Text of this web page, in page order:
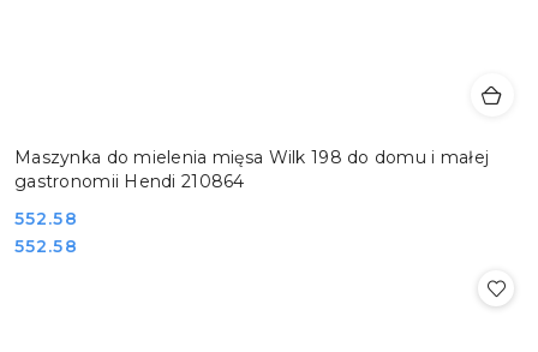
Maszynka do mielenia mięsa Wilk 198 do domu i małej
gastronomii Hendi 210864
Cena:
552.58
Cena:
552.58